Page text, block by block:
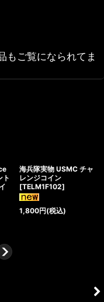
もご覧になられてま
ト
海兵隊実物 USMC チャ
レンジコイン
[TELM1F102]
1,800円(税込)